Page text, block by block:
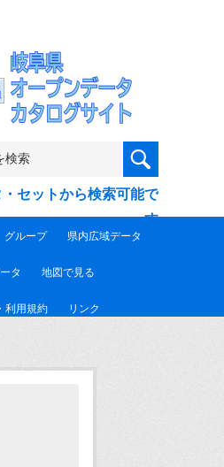
セットから検索可能で
す
グループ 県内広域データ
タ 地図で見る
利用規約 リンク